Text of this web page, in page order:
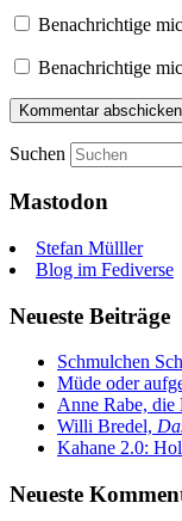
Benachrichtige
Benachrichtige
Suchen
Mastodon
Stefan Mülller
Blog im Fediverse
Neueste Beiträge
Schmulchen
Müde oder
Anne Rabe, die
Willi Bredel,
Kahane 2.0:
Neueste